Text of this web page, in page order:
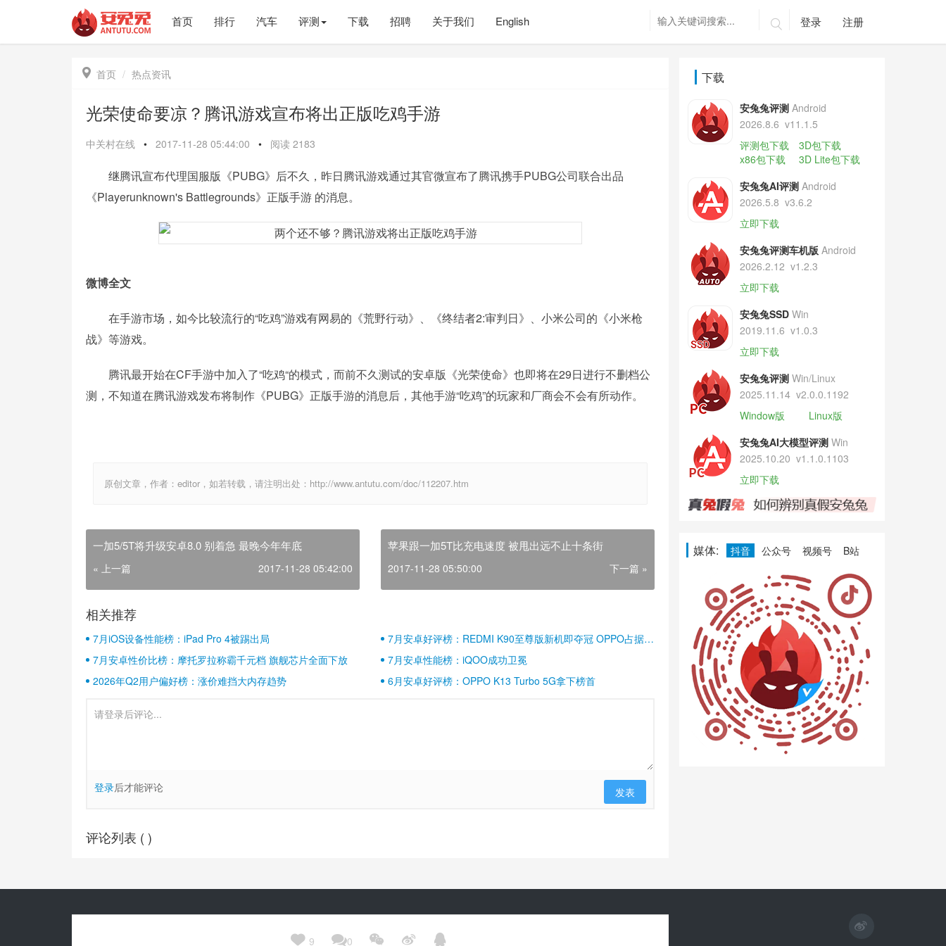
首页 排行 汽车 评测 下载 招聘 关于我们 English  登录 注册
 首页 热点资讯
光荣使命要凉？腾讯游戏宣布将出正版吃鸡手游
中关村在线 • 2017-11-28 05:44:00 • 阅读 2183
继腾讯宣布代理国服版《PUBG》后不久，昨日腾讯游戏通过其官微宣布了腾讯携手PUBG公司联合出品
《Playerunknown's Battlegrounds》正版手游 的消息。
微博全文
在手游市场，如今比较流行的“吃鸡”游戏有网易的《荒野行动》、《终结者2:审判日》、小米公司的《小米枪
战》等游戏。
腾讯最开始在CF手游中加入了“吃鸡“的模式，而前不久测试的安卓版《光荣使命》也即将在29日进行不删档公
测，不知道在腾讯游戏发布将制作《PUBG》正版手游的消息后，其他手游“吃鸡”的玩家和厂商会不会有所动作。
原创文章，作者：editor，如若转载，请注明出处：http://www.antutu.com/doc/112207.htm
 9 0   
一加5/5T将升级安卓8.0 别着急 最晚今年年底
« 上一篇 2017-11-28 05:42:00
苹果跟一加5T比充电速度 被甩出远不止十条街
2017-11-28 05:50:00 下一篇 »
相关推荐
7月iOS设备性能榜：iPad Pro 4被踢出局
7月安卓好评榜：REDMI K90至尊版新机即夺冠 OPPO占据半
壁江山
7月安卓性价比榜：摩托罗拉称霸千元档 旗舰芯片全面下放
7月安卓性能榜：iQOO成功卫冕
2026年Q2用户偏好榜：涨价难挡大内存趋势
6月安卓好评榜：OPPO K13 Turbo 5G拿下榜首
登录后才能评论 发表
评论列表 ( )
下载
安兔兔评测 Android
2026.8.6 v11.1.5
评测包下载
3D包下载
x86包下载
3D Lite包下载
安兔兔AI评测 Android
2026.5.8 v3.6.2
立即下载
安兔兔评测车机版 Android
2026.2.12 v1.2.3
立即下载
安兔兔SSD Win
2019.11.6 v1.0.3
立即下载
安兔兔评测 Win/Linux
2025.11.14 v2.0.0.1192
Window版
Linux版
安兔兔AI大模型评测 Win
2025.10.20 v1.1.0.1103
立即下载
媒体: 抖音 公众号 视频号 B站
